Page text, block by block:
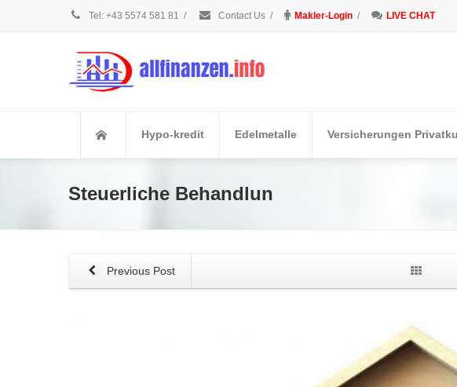
Tel: +43 5574 581 81 / Contact Us / Makler-Login / LIVE CHAT
Hypo-kredit Edelmetalle Versicherungen
Steuerliche Behandlun
Previous Post